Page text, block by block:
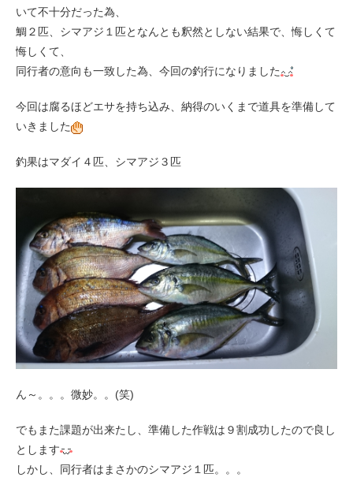
いて不十分だった為、
鯛２匹、シマアジ１匹となんとも釈然としない結果で、悔しくて
悔しくて、
同行者の意向も一致した為、今回の釣行になりました
今回は腐るほどエサを持ち込み、納得のいくまで道具を準備して
いきました
釣果はマダイ４匹、シマアジ３匹
ん～。。。微妙。。(笑)
でもまた課題が出来たし、準備した作戦は９割成功したので良し
とします
しかし、同行者はまさかのシマアジ１匹。。。